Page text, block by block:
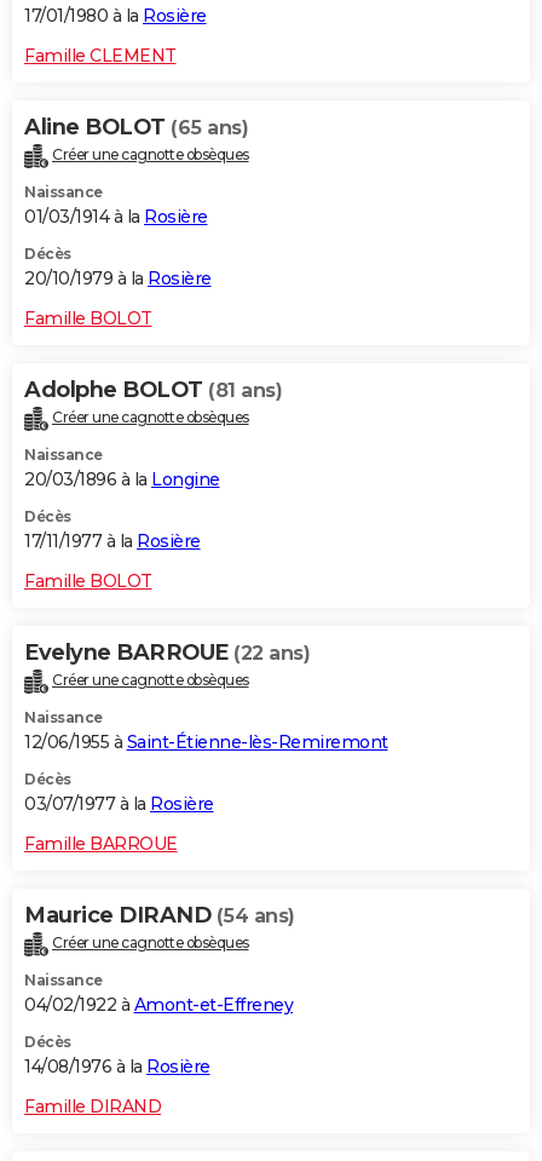
17/01/1980 à la Rosière
Famille CLEMENT
Aline BOLOT (65 ans)
Créer une cagnotte obsèques
Naissance
01/03/1914 à la Rosière
Décès
20/10/1979 à la Rosière
Famille BOLOT
Adolphe BOLOT (81 ans)
Créer une cagnotte obsèques
Naissance
20/03/1896 à la Longine
Décès
17/11/1977 à la Rosière
Famille BOLOT
Evelyne BARROUE (22 ans)
Créer une cagnotte obsèques
Naissance
12/06/1955 à Saint-Étienne-lès-Remiremont
Décès
03/07/1977 à la Rosière
Famille BARROUE
Maurice DIRAND (54 ans)
Créer une cagnotte obsèques
Naissance
04/02/1922 à Amont-et-Effreney
Décès
14/08/1976 à la Rosière
Famille DIRAND